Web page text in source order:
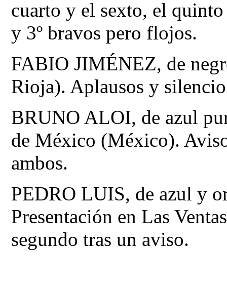
cuarto y el sexto, el quinto
y 3º bravos pero flojos.
FABIO JIMÉNEZ, de
Rioja). Aplausos y
BRUNO ALOI, de azul
de México (México).
ambos.
PEDRO LUIS, de azul y
Presentación en Las
segundo tras un aviso.